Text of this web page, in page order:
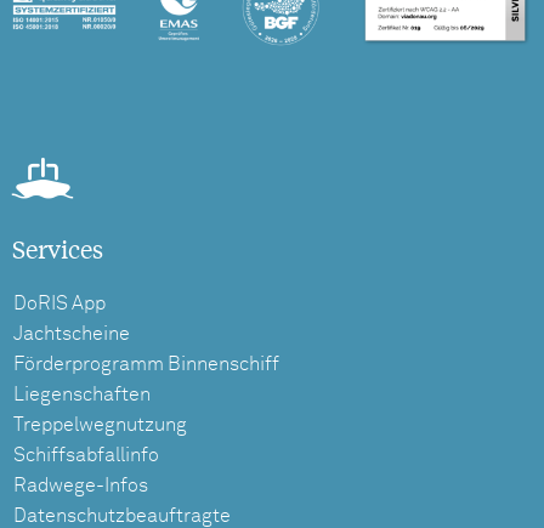
Services
DoRIS App
Jachtscheine
Förderprogramm Binnenschiff
Liegenschaften
Treppelwegnutzung
Schiffsabfallinfo
Radwege-Infos
Datenschutzbeauftragte